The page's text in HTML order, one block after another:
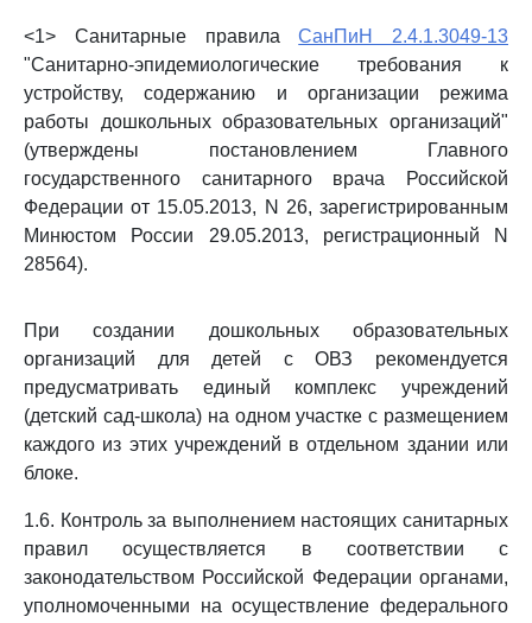
<1> Санитарные правилаСанПиН 2.4.1.3049-13
"Санитарно-эпидемиологические требования к
устройству, содержанию и организации режима
работы дошкольных образовательных организаций"
(утверждены постановлением Главного
государственного санитарного врача Российской
Федерации от 15.05.2013, N 26, зарегистрированным
Минюстом России 29.05.2013, регистрационный N
28564).
При создании дошкольных образовательных
организаций для детей с ОВЗ рекомендуется
предусматривать единый комплекс учреждений
(детский сад-школа) на одном участке с размещением
каждого из этих учреждений в отдельном здании или
блоке.
1.6. Контроль за выполнением настоящих санитарных
правил осуществляется в соответствии с
законодательством Российской Федерации органами,
уполномоченными на осуществление федерального